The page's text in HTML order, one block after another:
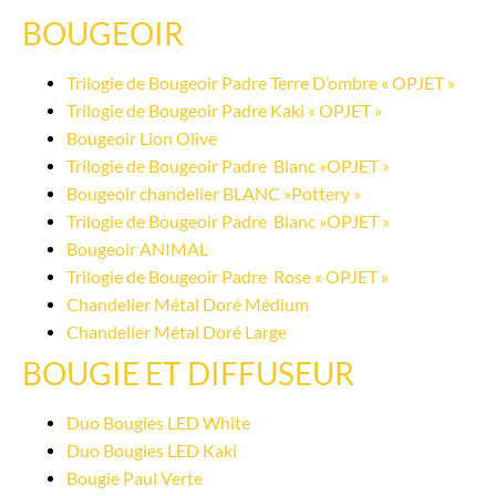
BOUGEOIR
Trilogie de Bougeoir Padre Terre D’ombre « OPJET »
Trilogie de Bougeoir Padre Kaki « OPJET »
Bougeoir Lion Olive
Trilogie de Bougeoir Padre  Blanc »OPJET »
Bougeoir chandelier BLANC »Pottery »
Trilogie de Bougeoir Padre  Blanc »OPJET »
Bougeoir ANIMAL
Trilogie de Bougeoir Padre  Rose « OPJET »
Chandelier Métal Doré Médium
Chandelier Métal Doré Large
BOUGIE ET DIFFUSEUR
Duo Bougies LED White
Duo Bougies LED Kaki
Bougie Paul Verte